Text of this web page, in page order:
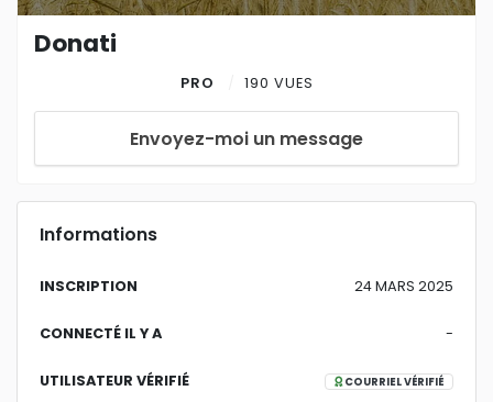
Donati
PRO 190 VUES
Envoyez-moi un message
Informations
INSCRIPTION 24 MARS 2025
CONNECTÉ IL Y A -
UTILISATEUR VÉRIFIÉ COURRIEL VÉRIFIÉ